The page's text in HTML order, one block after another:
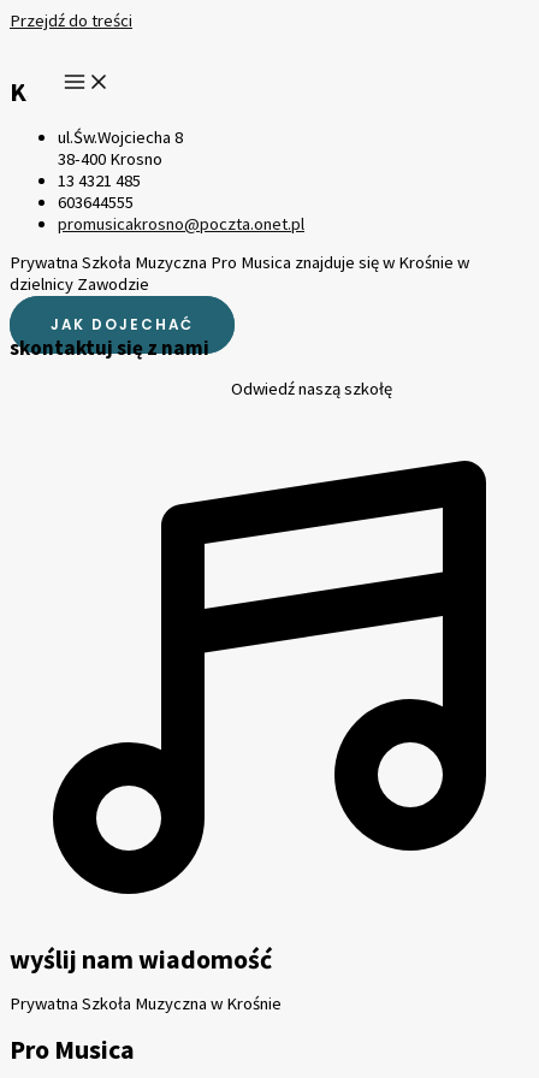
Przejdź do treści
KONTAKT
ul.Św.Wojciecha 8
38-400 Krosno
13 4321 485
603644555
promusicakrosno@poczta.onet.pl
Prywatna Szkoła Muzyczna Pro Musica znajduje się w Krośnie w
dzielnicy Zawodzie
JAK DOJECHAĆ
skontaktuj się z nami
Odwiedź naszą szkołę
wyślij nam wiadomość
Prywatna Szkoła Muzyczna w Krośnie
Pro Musica